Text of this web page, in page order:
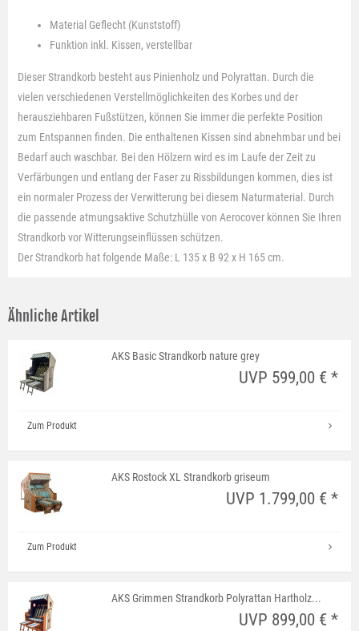
Material Geflecht (Kunststoff)
Funktion inkl. Kissen, verstellbar
Dieser Strandkorb besteht aus Pinienholz und Polyrattan. Durch die
vielen verschiedenen Verstellmöglichkeiten des Korbes und der
herausziehbaren Fußstützen, können Sie immer die perfekte Position
zum Entspannen finden. Die enthaltenen Kissen sind abnehmbar und bei
Bedarf auch waschbar. Bei den Hölzern wird es im Laufe der Zeit zu
Verfärbungen und entlang der Faser zu Rissbildungen kommen, dies ist
ein normaler Prozess der Verwitterung bei diesem Naturmaterial. Durch
die passende atmungsaktive Schutzhülle von Aerocover können Sie Ihren
Strandkorb vor Witterungseinflüssen schützen.
Der Strandkorb hat folgende Maße: L 135 x B 92 x H 165 cm.
Ähnliche Artikel
AKS Basic Strandkorb nature grey
UVP 599,00 € *
Zum Produkt
AKS Rostock XL Strandkorb griseum
UVP 1.799,00 € *
Zum Produkt
AKS Grimmen Strandkorb Polyrattan Hartholz...
UVP 899,00 € *